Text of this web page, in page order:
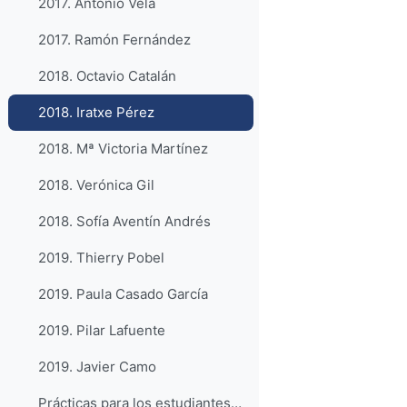
2017. Antonio Vela
2017. Ramón Fernández
2018. Octavio Catalán
2018. Iratxe Pérez
2018. Mª Victoria Martínez
2018. Verónica Gil
2018. Sofía Aventín Andrés
2019. Thierry Pobel
2019. Paula Casado García
2019. Pilar Lafuente
2019. Javier Camo
Prácticas para los estudiantes del Grado de Veterinaria. 2021. Universidad de Zaragoza